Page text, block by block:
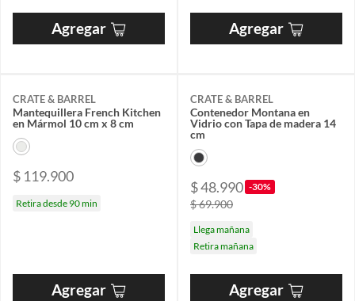
Agregar Agregar
CRATE & BARREL
Mantequillera French Kitchen
en Mármol 10 cm x 8 cm
$ 119.900
Retira desde 90 min
Agregar
CRATE & BARREL
Contenedor Montana en
Vidrio con Tapa de madera 14
cm
$ 48.990 -30%
$ 69.900
Llega mañana
Retira mañana
Agregar